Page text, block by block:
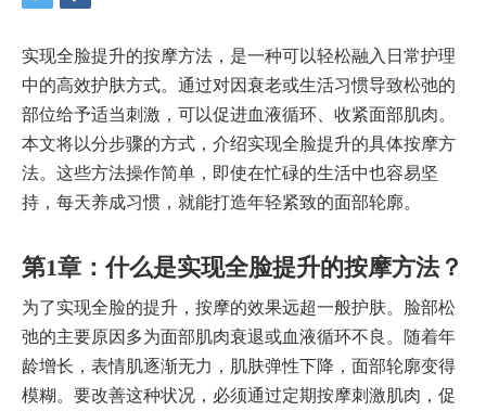
实现全脸提升的按摩方法，是一种可以轻松融入日常护理
中的高效护肤方式。通过对因衰老或生活习惯导致松弛的
部位给予适当刺激，可以促进血液循环、收紧面部肌肉。
本文将以分步骤的方式，介绍实现全脸提升的具体按摩方
法。这些方法操作简单，即使在忙碌的生活中也容易坚
持，每天养成习惯，就能打造年轻紧致的面部轮廓。
第1章：什么是实现全脸提升的按摩方法？
为了实现全脸的提升，按摩的效果远超一般护肤。脸部松
弛的主要原因多为面部肌肉衰退或血液循环不良。随着年
龄增长，表情肌逐渐无力，肌肤弹性下降，面部轮廓变得
模糊。要改善这种状况，必须通过定期按摩刺激肌肉，促